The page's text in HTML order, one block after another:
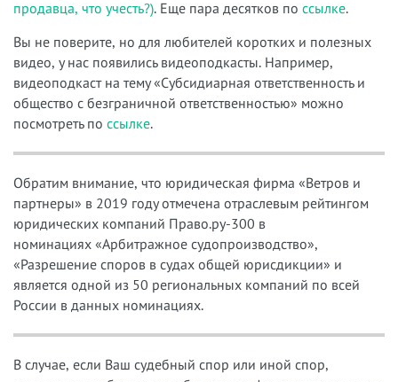
продавца, что учесть?). Еще пара десятков по ссылке.
Вы не поверите, но для любителей коротких и полезных
видео, у нас появились видеоподкасты. Например,
видеоподкаст на тему «Субсидиарная ответственность и
общество с безграничной ответственностью» можно
посмотреть по ссылке.
Обратим внимание, что юридическая фирма «Ветров и
партнеры» в 2019 году отмечена отраслевым рейтингом
юридических компаний Право.ру-300 в
номинациях «Арбитражное судопроизводство»,
«Разрешение споров в судах общей юрисдикции» и
является одной из 50 региональных компаний по всей
России в данных номинациях.
В случае, если Ваш судебный спор или иной спор,